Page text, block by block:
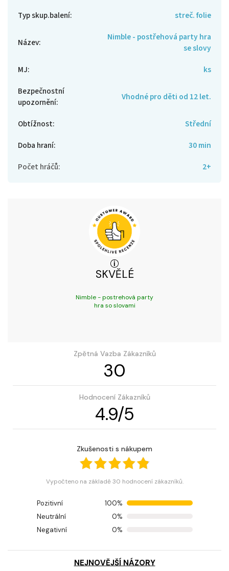
Typ skup.balení: streč. folie
Název:
Nimble - postřehová party hra
se slovy
MJ:
ks
Bezpečnostní
upozornění: Vhodné pro děti od 12 let.
Obtížnost:
Střední
Doba hraní:
30 min
Počet hráčů: 2+
SKVĚLÉ
Nimble - postrehová party
hra so slovami
Zpětná Vazba Zákazníků
30
Hodnocení Zákazníků
4.9/5
Zkušenosti s nákupem
Vypočteno na základě 30 hodnocení zákazníků.
Pozitivní
100%
Neutrální
0%
Negativní
0%
NEJNOVĚJŠÍ NÁZORY